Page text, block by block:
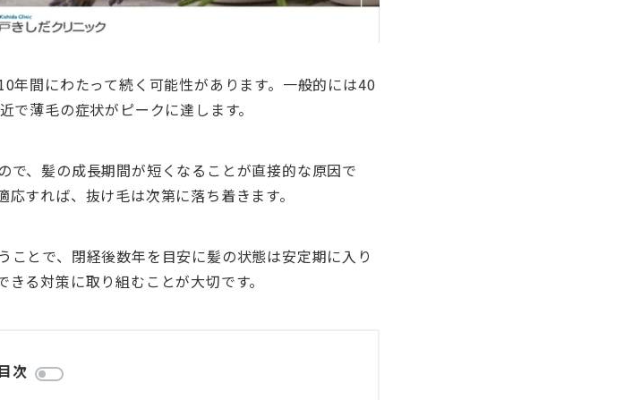
年間にわたって続く可能性があります。一般的には40
薄毛の症状がピークに達します。
で、髪の成長期間が短くなることが直接的な原因で
すれば、抜け毛は次第に落ち着きます。
とで、閉経後数年を目安に髪の状態は安定期に入り
る対策に取り組むことが大切です。
目次